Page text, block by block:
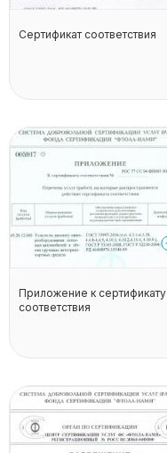
Сертификат соответствия
Приложение к сертификату
соответствия